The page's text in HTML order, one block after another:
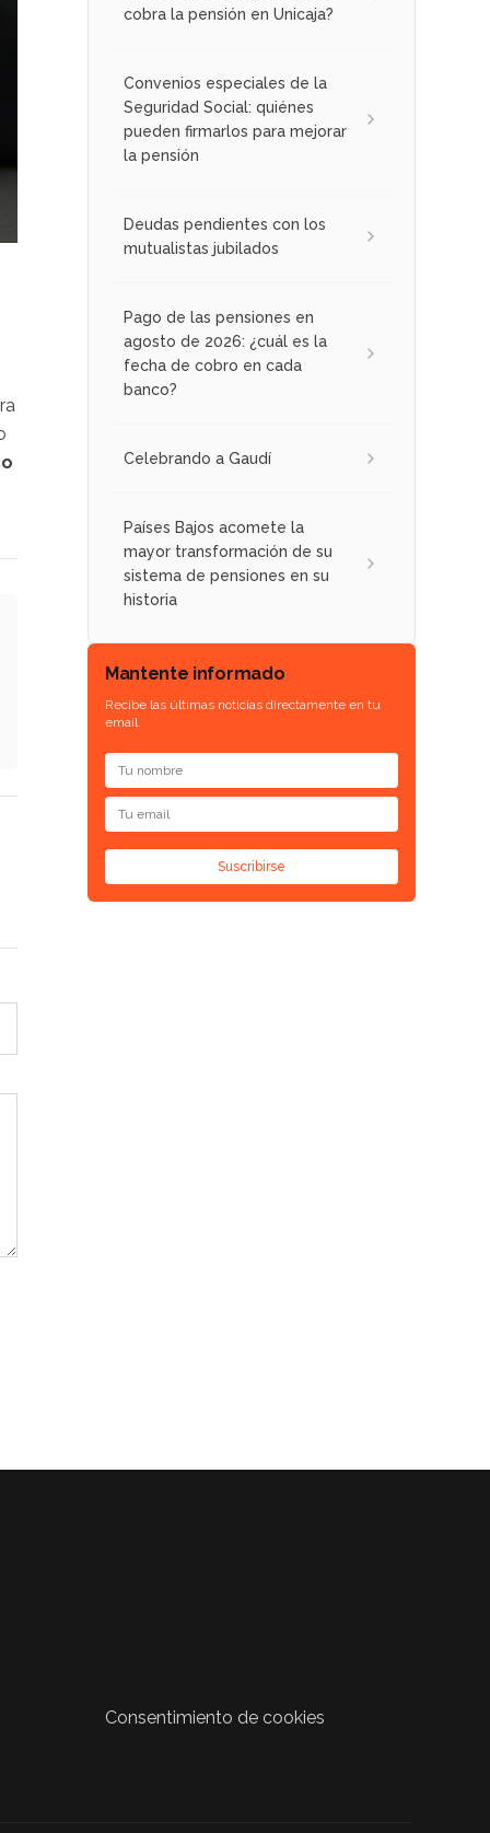
cobra la pensión en Unicaja?
Convenios especiales de la
Seguridad Social: quiénes
pueden firmarlos para mejorar
la pensión
Deudas pendientes con los
mutualistas jubilados
Pago de las pensiones en
agosto de 2026: ¿cuál es la
fecha de cobro en cada
banco?
Celebrando a Gaudí
Países Bajos acomete la
mayor transformación de su
sistema de pensiones en su
historia
Mantente informado
Recibe las últimas noticias directamente en tu
email.
Suscribirse
Consentimiento de cookies